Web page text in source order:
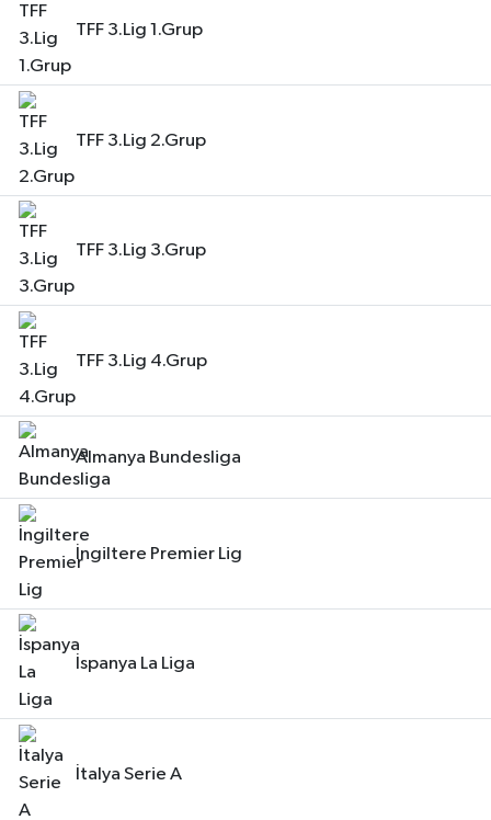
TFF 3.Lig 1.Grup
TFF 3.Lig 2.Grup
TFF 3.Lig 3.Grup
TFF 3.Lig 4.Grup
Almanya Bundesliga
İngiltere Premier Lig
İspanya La Liga
İtalya Serie A